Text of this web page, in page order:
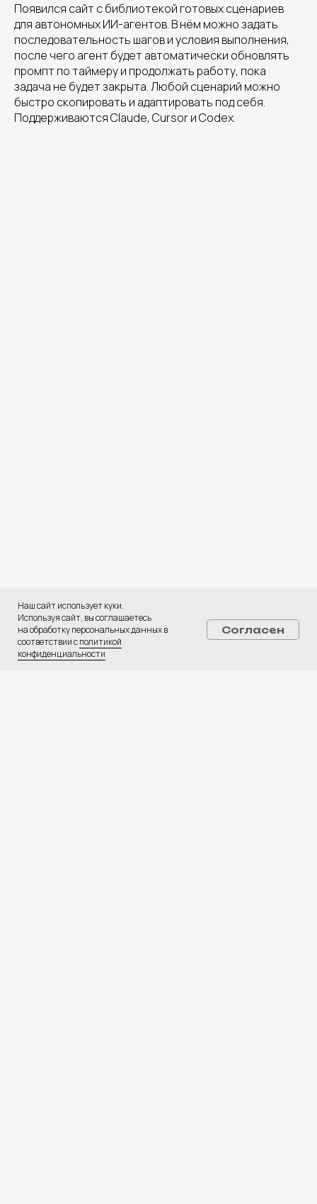
Появился сайт с библиотекой готовых сценариев
для автономных ИИ-агентов. В нём можно задать
последовательность шагов и условия выполнения,
после чего агент будет автоматически обновлять
промпт по таймеру и продолжать работу, пока
задача не будет закрыта. Любой сценарий можно
быстро скопировать и адаптировать под себя.
Поддерживаются Claude, Cursor и Codex.
Услуги:
CPA Недвижимость
Digital-реклама
Наш сайт использует куки.
Используя сайт, вы соглашаетесь
на обработку персональных данных в
соответствии сполитикой
конфиденциальности
Согласен